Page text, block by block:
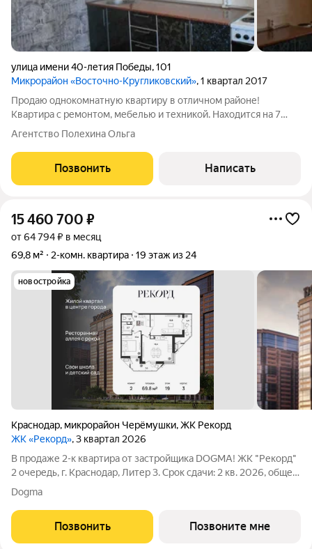
улица имени 40-летия Победы,101
Микрорайон «Восточно-Кругликовский», 1 квартал 2017
Продаю однокомнатную квартиру в отличном районе!
Квартира с ремонтом, мебелью и техникой. Находится на 7
этаже 16-этажного дома. Квартира очень просторная, по
Площадь кухни 10,10 м2, комната
Агентство Полехина Ольга
Позвонить Написать
15 460 700 ₽
от 64 794 ₽ в месяц
69,8 м²
2-комн. квартира 19 этаж из 24
новостройка
Краснодар, микрорайон Черёмушки,ЖК Рекорд
ЖК «Рекорд», 3 квартал 2026
В продаже 2-к квартира от застройщика DOGMA! ЖК "Рекорд"
2 очередь, г. Краснодар, Литер 3. Срок сдачи: 2 кв. 2026, общей
площадью 69.8 кв.м., на 19 этаже. Жилой квартал "РЕКОРД" -
место вашего баланса. Город снаружи природа внутри.
Квартал с
Dogma
Позвонить Позвоните мне